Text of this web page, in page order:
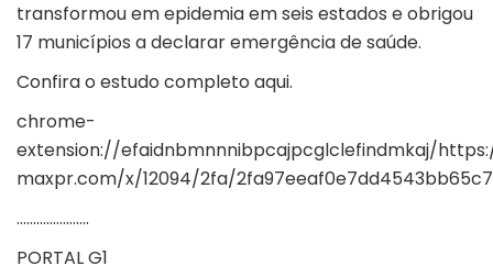
transformou em epidemia em seis estados e obrigou
17 municípios a declarar emergência de saúde.
Confira o estudo completo aqui.
chrome-
extension://efaidnbmnnnibpcajpcglclefindmkaj/
maxpr.com/x/12094/2fa/
………………….
PORTAL G1